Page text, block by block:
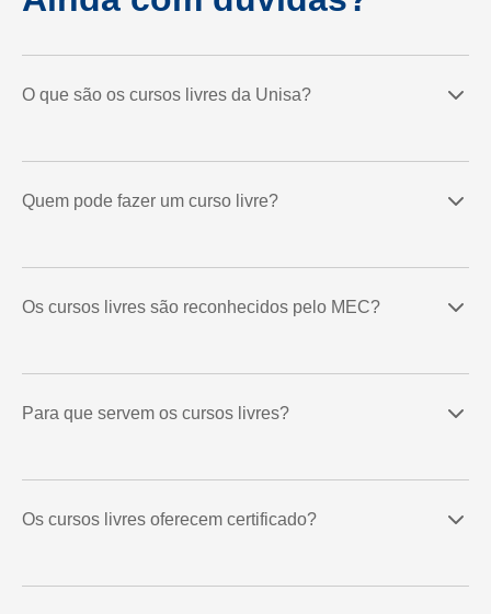
O que são os cursos livres da Unisa?
Quem pode fazer um curso livre?
Os cursos livres são reconhecidos pelo MEC?
Para que servem os cursos livres?
Os cursos livres oferecem certificado?